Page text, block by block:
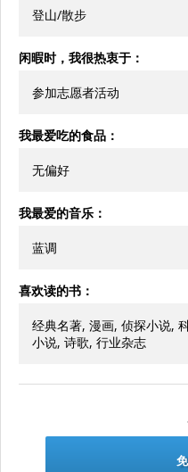
登山/散步
闲暇时，我很热衷于：
参加志愿者活动
我最爱吃的食品：
无偏好
我最爱的音乐：
蓝调
喜欢读的书：
经典名著, 漫画, 侦探小说,
小说, 诗歌, 行业杂志